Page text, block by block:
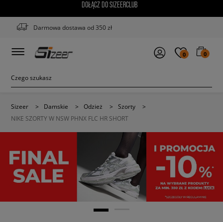
DOŁĄCZ DO SIZEERCLUB
Darmowa dostawa od 350 zł
0 0
Sizeer > Damskie > Odzież > Szorty
>
NIKE SZORTY W NSW PHNX FLC HR SHORT